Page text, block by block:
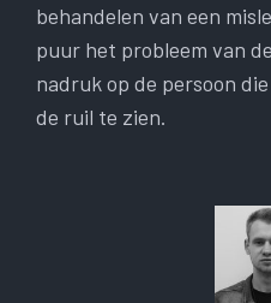
behandelen van een
puur het probleem van
nadruk op de persoon
de ruil te zien.